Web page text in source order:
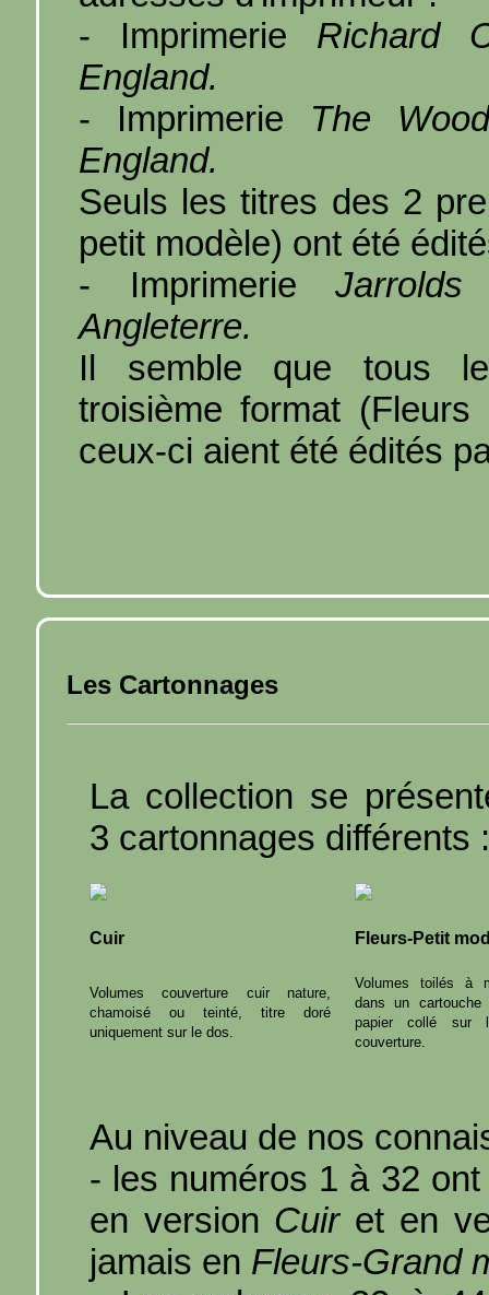
- Imprimerie Richard
England.
- Imprimerie The
England.
Seuls les titres des 2
petit modèle) ont été
- Imprimerie
Angleterre.
Il semble que tous
troisième format
ceux-ci aient été édités
Les Cartonnages
La collection se
3 cartonnages différents :
Cuir Fleurs-Petit
Volumes couverture cuir nature,
chamoisé ou teinté, titre doré
uniquement sur le dos.
Volumes toilés à
dans un cartouche
papier collé sur
couverture.
Au niveau de nos
- les numéros 1 à 32
en version Cuiret en
jamais en Fleurs-Grand